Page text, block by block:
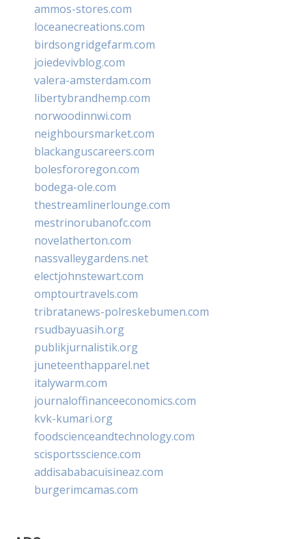
ammos-stores.com
loceanecreations.com
birdsongridgefarm.com
joiedevivblog.com
valera-amsterdam.com
libertybrandhemp.com
norwoodinnwi.com
neighboursmarket.com
blackanguscareers.com
bolesfororegon.com
bodega-ole.com
thestreamlinerlounge.com
mestrinorubanofc.com
novelatherton.com
nassvalleygardens.net
electjohnstewart.com
omptourtravels.com
tribratanews-polreskebumen.com
rsudbayuasih.org
publikjurnalistik.org
juneteenthapparel.net
italywarm.com
journaloffinanceeconomics.com
kvk-kumari.org
foodscienceandtechnology.com
scisportsscience.com
addisababacuisineaz.com
burgerimcamas.com